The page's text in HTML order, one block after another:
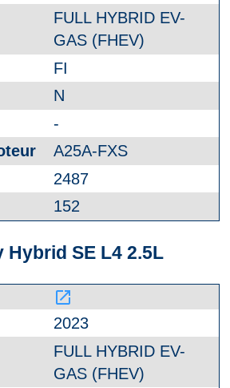
FULL HYBRID EV-
GAS (FHEV)
FI
N
-
A25A-FXS
2487
152
Hybrid SE L4 2.5L
launch
2023
FULL HYBRID EV-
GAS (FHEV)